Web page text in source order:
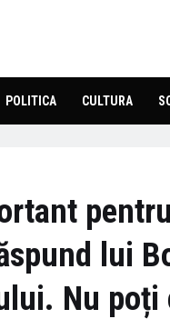
POLITICA CULTURA
lui
Nu